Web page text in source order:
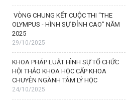
VÒNG CHUNG KẾT CUỘC THI “THE
OLYMPUS - HÌNH SỰ ĐỈNH CAO” NĂM
2025
29/10/2025
KHOA PHÁP LUẬT HÌNH SỰ TỔ CHỨC
HỘI THẢO KHOA HỌC CẤP KHOA
CHUYÊN NGÀNH TÂM LÝ HỌC
24/10/2025